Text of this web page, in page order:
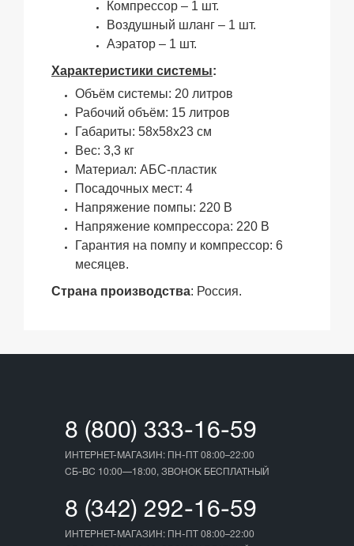
Компрессор – 1 шт.
Воздушный шланг – 1 шт.
Аэратор – 1 шт.
Характеристики системы:
Объём системы: 20 литров
Рабочий объём: 15 литров
Габариты: 58х58х23 см
Вес: 3,3 кг
Материал: АБС-пластик
Посадочных мест: 4
Напряжение помпы: 220 В
Напряжение компрессора: 220 В
Гарантия на помпу и компрессор: 6
месяцев.
Страна производства: Россия.
8 (800) 333-16-59
ИНТЕРНЕТ-МАГАЗИН: ПН-ПТ 08:00–22:00
СБ-ВС 10:00—18:00, ЗВОНОК БЕСПЛАТНЫЙ
8 (342) 292-16-59
ИНТЕРНЕТ-МАГАЗИН: ПН-ПТ 08:00–22:00